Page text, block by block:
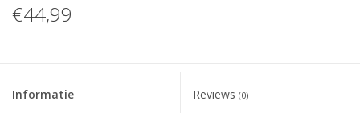
€44,99
Informatie Reviews (0)